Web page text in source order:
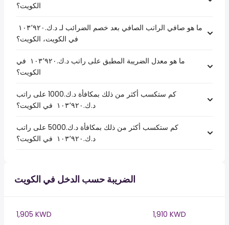
الكويت؟
في الكويت، الكويت؟
ما هو معدل الضريبة المطبق على راتب د.ك.‏١٠٣٬٩٢٠ ‏ في
الكويت؟
كم ستكسب أكثر من ذلك بمكافأة د.ك.1000 على راتب
د.ك.‏١٠٣٬٩٢٠ ‏ في الكويت؟
كم ستكسب أكثر من ذلك بمكافأة د.ك.5000 على راتب
د.ك.‏١٠٣٬٩٢٠ ‏ في الكويت؟
الضريبة حسب الدخل في الكويت
1,905 KWD
1,910 KWD